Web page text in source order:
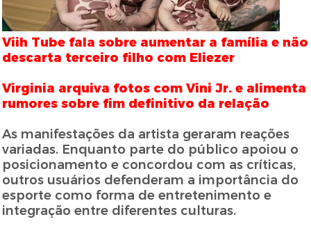
Viih Tube fala sobre aumentar a família e não
descarta terceiro filho com Eliezer
Virginia arquiva fotos com Vini Jr. e alimenta
rumores sobre fim definitivo da relação
As manifestações da artista geraram reações
variadas. Enquanto parte do público apoiou o
posicionamento e concordou com as críticas,
outros usuários defenderam a importância do
esporte como forma de entretenimento e
integração entre diferentes culturas.